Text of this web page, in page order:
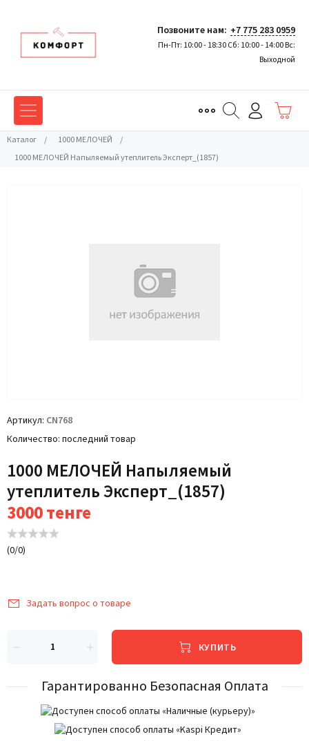
Позвоните нам: +7 775 283 0959
Пн-Пт: 10:00 - 18:30 Сб: 10:00 - 14:00 Вс:
Выходной
Каталог / 1000 МЕЛОЧЕЙ
/
1000 МЕЛОЧЕЙ Напыляемый утеплитель Эксперт_(1857)
Артикул CN768
Количество последний товар
1000 МЕЛОЧЕЙ Напыляемый
утеплитель Эксперт_(1857)
3000тенге
(0/0)
Задать вопрос о товаре
КУПИТЬ
Гарантированно Безопасная Оплата